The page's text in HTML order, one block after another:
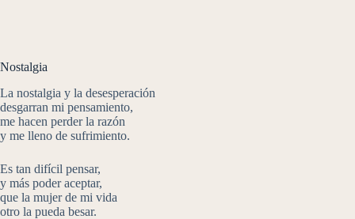
Nostalgia
La nostalgia y la desesperación
desgarran mi pensamiento,
me hacen perder la razón
y me lleno de sufrimiento.
Es tan difícil pensar,
y más poder aceptar,
que la mujer de mi vida
otro la pueda besar.